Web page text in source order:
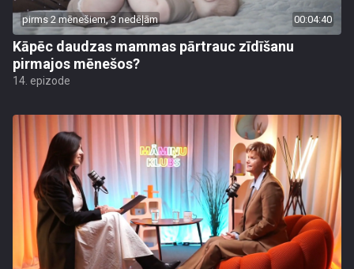
pirms 2 mēnešiem, 3 nedēļām 00:04:40
Kāpēc daudzas mammas pārtrauc zīdīšanu
pirmajos mēnešos?
14. epizode